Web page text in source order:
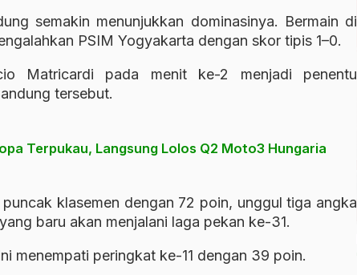
semakin menunjukkan dominasinya. Bermain di
PSIM Yogyakarta dengan skor tipis 1–0.
Matricardi pada menit ke-2 menjadi penentu
tersebut.
Terpukau, Langsung Lolos Q2 Moto3 Hungaria
klasemen dengan 72 poin, unggul tiga angka
baru akan menjalani laga pekan ke-31.
menempati peringkat ke-11 dengan 39 poin.